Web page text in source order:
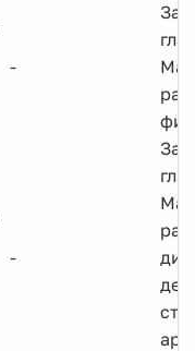
-
-